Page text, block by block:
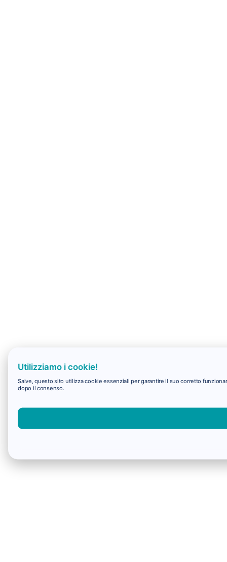
Utilizziamo i cookie!
Salve, questo sito utilizza cookie essenziali per garantire il suo corretto
dopo il consenso.